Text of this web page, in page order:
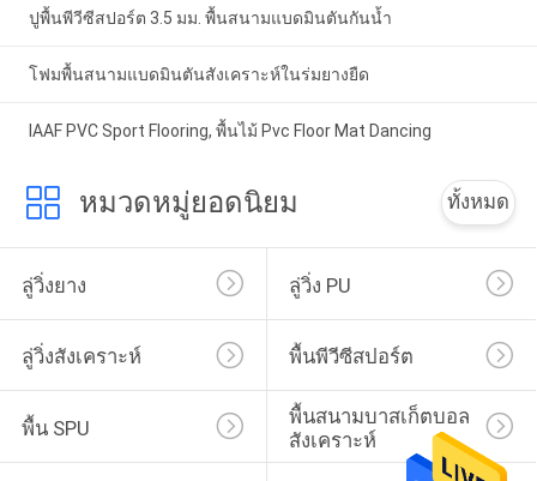
ปูพื้นพีวีซีสปอร์ต 3.5 มม. พื้นสนามแบดมินตันกันน้ำ
โฟมพื้นสนามแบดมินตันสังเคราะห์ในร่มยางยืด
IAAF PVC Sport Flooring, พื้นไม้ Pvc Floor Mat Dancing
หมวดหมู่ยอดนิยม ทั้งหมด
ลู่วิ่งยาง ลู่วิ่ง PU
ลู่วิ่งสังเคราะห์ พื้นพีวีซีสปอร์ต
พื้น SPU
พื้นสนามบาสเก็ตบอล
สังเคราะห์